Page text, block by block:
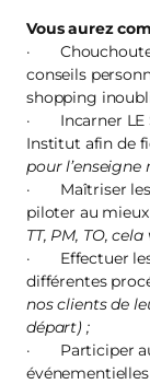
Vous aurez
·
conseils
shopping
· Incarner LE
Institut afin de
pour l’enseigne
· Maîtriser les
piloter au
TT, PM, TO,
· Effectuer les
différentes
nos clients de
départ) ;
· Participer
événementielles